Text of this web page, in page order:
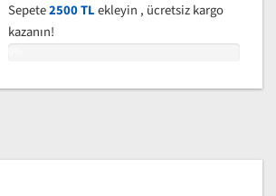
Sepete2500 TLekleyin , ücretsiz kargo
kazanın!